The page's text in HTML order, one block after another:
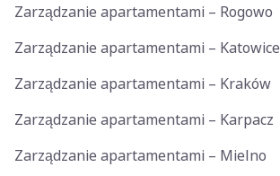
Zarządzanie apartamentami – Rogowo
Zarządzanie apartamentami – Katowice
Zarządzanie apartamentami – Kraków
Zarządzanie apartamentami – Karpacz
Zarządzanie apartamentami – Mielno